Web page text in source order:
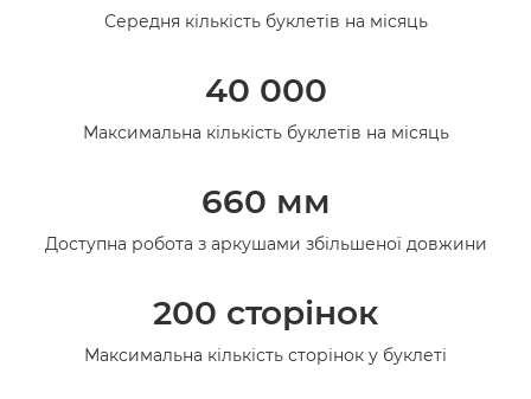
Середня кількість буклетів на місяць
40 000
Максимальна кількість буклетів на місяць
660 мм
Доступна робота з аркушами збільшеної довжини
200 сторінок
Максимальна кількість сторінок у буклеті